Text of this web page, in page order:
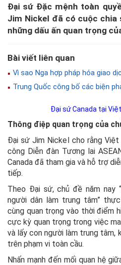
Đại sứ Đặc mệnh toàn
Jim Nickel đã có cuộc chia
những dấu ấn quan trọng
Bài viết liên quan
Vì sao Nga hợp pháp hóa giao
Trung Quốc công bố các biện
Đại sứ Canada tại
Thông điệp quan trọng của
Đại sứ Jim Nickel cho rằng
công Diễn đàn Tương lai
Canada đã tham gia và hỗ trợ
tiếp.
Theo Đại sứ, chủ đề năm nay
người dân làm trung tâm”
cùng quan trọng vào thời điểm
cực kỳ quan trọng trong việc
và lấy con người làm trung tâm,
trên phạm vi toàn cầu.
Nhấn mạnh đến mối quan hệ